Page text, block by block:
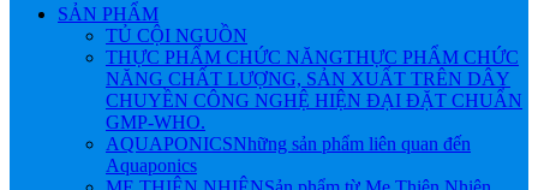
SẢN PHẨM
TỦ CỘI NGUỒN
THỰC PHẨM CHỨC NĂNGTHỰC PHẨM CHỨC
NĂNG CHẤT LƯỢNG, SẢN XUẤT TRÊN DÂY
CHUYỀN CÔNG NGHỆ HIỆN ĐẠI ĐẶT CHUẨN
GMP-WHO.
AQUAPONICSNhững sản phẩm liên quan đến
Aquaponics